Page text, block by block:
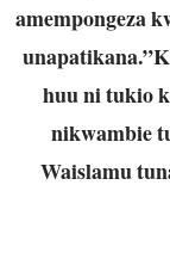
amempongeza
huu ni tukio
nikwambie
Waislamu